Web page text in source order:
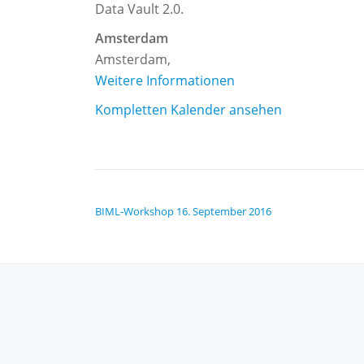
and
Certification
Data Vault 2.0.
Amsterdam
Amsterdam,
Weitere Informationen
Kompletten Kalender ansehen
BIML-Workshop 16. September 2016